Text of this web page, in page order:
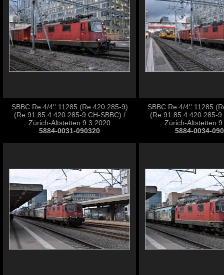
SBBC Re 4/4'' 11285 (Re 420.285-9)
(Re 91 85 4 420 285-9 CH-SBBC) /
Zürich-Altstetten 9.3.2020
5884-0031-090320
SBBC Re 4/4'' 11285
(Re 91 85 4 420 285-9
Zürich-Altstetten
5884-0034-